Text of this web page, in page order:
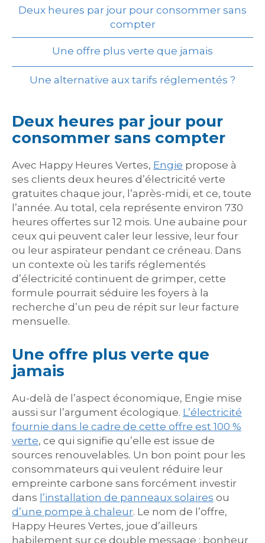
Deux heures par jour pour consommer sans
compter
Une offre plus verte que jamais
Une alternative aux tarifs réglementés ?
Deux heures par jour pour
consommer sans compter
Avec Happy Heures Vertes, Engie propose à
ses clients deux heures d’électricité verte
gratuites chaque jour, l’après-midi, et ce, toute
l’année. Au total, cela représente environ 730
heures offertes sur 12 mois. Une aubaine pour
ceux qui peuvent caler leur lessive, leur four
ou leur aspirateur pendant ce créneau. Dans
un contexte où les tarifs réglementés
d’électricité continuent de grimper, cette
formule pourrait séduire les foyers à la
recherche d’un peu de répit sur leur facture
mensuelle.
Une offre plus verte que
jamais
Au-delà de l’aspect économique, Engie mise
aussi sur l’argument écologique. L’électricité
fournie dans le cadre de cette offre est 100 %
verte, ce qui signifie qu’elle est issue de
sources renouvelables. Un bon point pour les
consommateurs qui veulent réduire leur
empreinte carbone sans forcément investir
dans l’installation de panneaux solaires ou
d’une pompe à chaleur. Le nom de l’offre,
Happy Heures Vertes, joue d’ailleurs
habilement sur ce double message : bonheur